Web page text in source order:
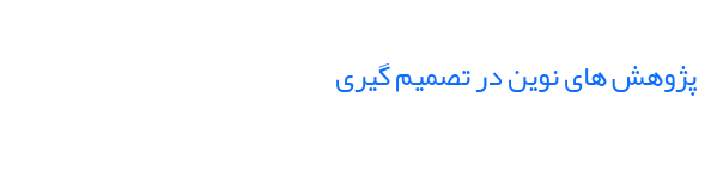
پژوهش های نوین در تصمیم گیری